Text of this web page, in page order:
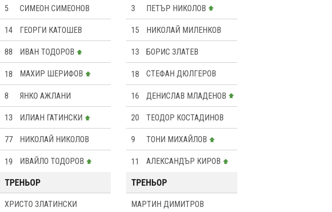
5 СИМЕОН СИМЕОНОВ
14 ГЕОРГИ КАТОШЕВ
88 ИВАН ТОДОРОВ
18 МАХИР ШЕРИФОВ
8 ЯНКО АЖЛАНИ
13 ИЛИАН ГАТИНСКИ
77 НИКОЛАЙ НИКОЛОВ
19 ИВАЙЛО ТОДОРОВ
3 ПЕТЪР НИКОЛОВ
15 НИКОЛАЙ МИЛЕНКОВ
13 БОРИС ЗЛАТЕВ
18 СТЕФАН ДЮЛГЕРОВ
16 ДЕНИСЛАВ МЛАДЕНОВ
20 ТЕОДОР КОСТАДИНОВ
9 ТОНИ МИХАЙЛОВ
11 АЛЕКСАНДЪР КИРОВ
ТРЕНЬОР
ХРИСТО ЗЛАТИНСКИ
ТРЕНЬОР
МАРТИН ДИМИТРОВ